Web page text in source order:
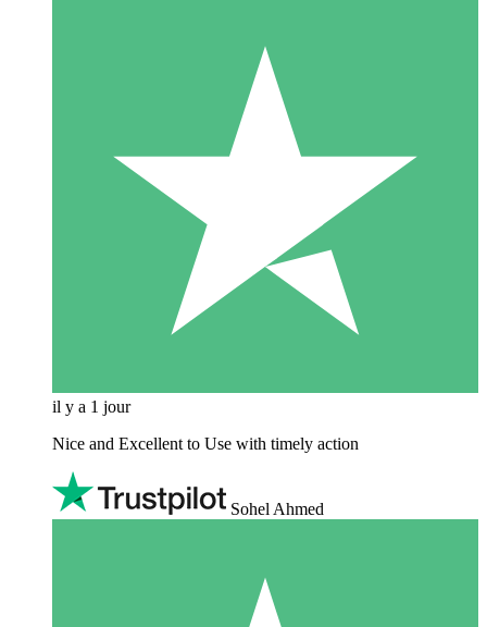
il y a 1 jour
Nice and Excellent to Use with timely action
Sohel Ahmed